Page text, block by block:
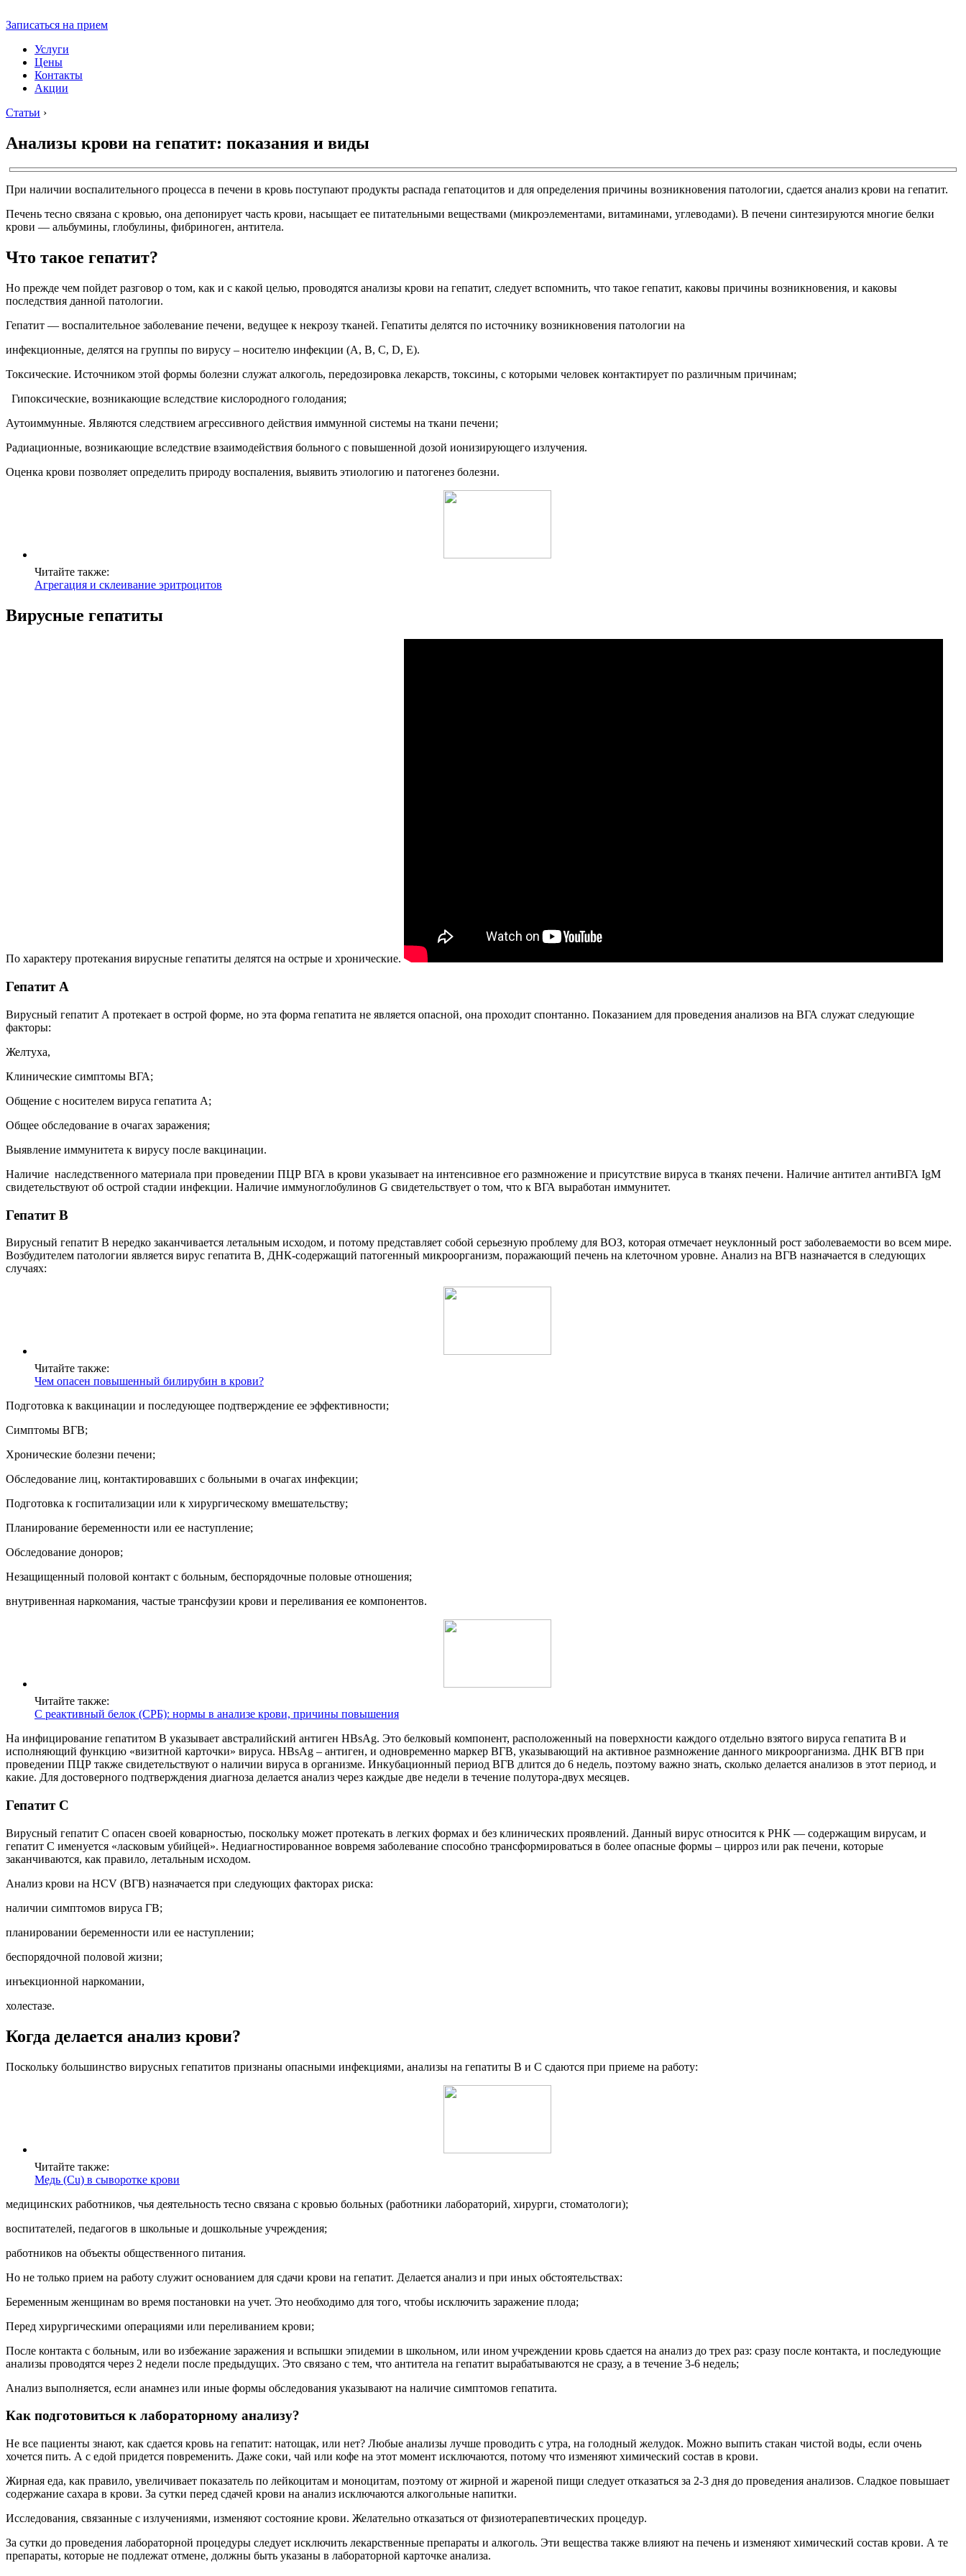
Записаться на прием
Услуги
Цены
Контакты
Акции
Статьи ›
Анализы крови на гепатит: показания и виды
При наличии воспалительного процесса в печени в кровь поступают продукты распада гепатоцитов и для определения причины возникновения патологии, сдается анализ крови на гепатит.
Печень тесно связана с кровью, она депонирует часть крови, насыщает ее питательными веществами (микроэлементами, витаминами, углеводами). В печени синтезируются многие белки
крови — альбумины, глобулины, фибриноген, антитела.
Что такое гепатит?
Но прежде чем пойдет разговор о том, как и с какой целью, проводятся анализы крови на гепатит, следует вспомнить, что такое гепатит, каковы причины возникновения, и каковы
последствия данной патологии.
Гепатит — воспалительное заболевание печени, ведущее к некрозу тканей. Гепатиты делятся по источнику возникновения патологии на
инфекционные, делятся на группы по вирусу – носителю инфекции (A, B, C, D, E).
Токсические. Источником этой формы болезни служат алкоголь, передозировка лекарств, токсины, с которыми человек контактирует по различным причинам;
Гипоксические, возникающие вследствие кислородного голодания;
Аутоиммунные. Являются следствием агрессивного действия иммунной системы на ткани печени;
Радиационные, возникающие вследствие взаимодействия больного с повышенной дозой ионизирующего излучения.
Оценка крови позволяет определить природу воспаления, выявить этиологию и патогенез болезни.
Читайте также:
Агрегация и склеивание эритроцитов
Вирусные гепатиты
По характеру протекания вирусные гепатиты делятся на острые и хронические.
Гепатит А
Вирусный гепатит А протекает в острой форме, но эта форма гепатита не является опасной, она проходит спонтанно. Показанием для проведения анализов на ВГА служат следующие
факторы:
Желтуха,
Клинические симптомы ВГА;
Общение с носителем вируса гепатита А;
Общее обследование в очагах заражения;
Выявление иммунитета к вирусу после вакцинации.
Наличие наследственного материала при проведении ПЦР ВГА в крови указывает на интенсивное его размножение и присутствие вируса в тканях печени. Наличие антител антиВГА IgM
свидетельствуют об острой стадии инфекции. Наличие иммуноглобулинов G свидетельствует о том, что к ВГА выработан иммунитет.
Гепатит В
Вирусный гепатит В нередко заканчивается летальным исходом, и потому представляет собой серьезную проблему для ВОЗ, которая отмечает неуклонный рост заболеваемости во всем мире.
Возбудителем патологии является вирус гепатита В, ДНК-содержащий патогенный микроорганизм, поражающий печень на клеточном уровне. Анализ на ВГВ назначается в следующих
случаях:
Читайте также:
Чем опасен повышенный билирубин в крови?
Подготовка к вакцинации и последующее подтверждение ее эффективности;
Симптомы ВГВ;
Хронические болезни печени;
Обследование лиц, контактировавших с больными в очагах инфекции;
Подготовка к госпитализации или к хирургическому вмешательству;
Планирование беременности или ее наступление;
Обследование доноров;
Незащищенный половой контакт с больным, беспорядочные половые отношения;
внутривенная наркомания, частые трансфузии крови и переливания ее компонентов.
Читайте также:
С реактивный белок (СРБ): нормы в анализе крови, причины повышения
На инфицирование гепатитом В указывает австралийский антиген HBsAg. Это белковый компонент, расположенный на поверхности каждого отдельно взятого вируса гепатита В и
исполняющий функцию «визитной карточки» вируса. HBsAg – антиген, и одновременно маркер ВГВ, указывающий на активное размножение данного микроорганизма. ДНК ВГВ при
проведении ПЦР также свидетельствуют о наличии вируса в организме. Инкубационный период ВГВ длится до 6 недель, поэтому важно знать, сколько делается анализов в этот период, и
какие. Для достоверного подтверждения диагноза делается анализ через каждые две недели в течение полутора-двух месяцев.
Гепатит С
Вирусный гепатит С опасен своей коварностью, поскольку может протекать в легких формах и без клинических проявлений. Данный вирус относится к РНК — содержащим вирусам, и
гепатит С именуется «ласковым убийцей». Недиагностированное вовремя заболевание способно трансформироваться в более опасные формы – цирроз или рак печени, которые
заканчиваются, как правило, летальным исходом.
Анализ крови на HCV (ВГВ) назначается при следующих факторах риска:
наличии симптомов вируса ГВ;
планировании беременности или ее наступлении;
беспорядочной половой жизни;
инъекционной наркомании,
холестазе.
Когда делается анализ крови?
Поскольку большинство вирусных гепатитов признаны опасными инфекциями, анализы на гепатиты В и С сдаются при приеме на работу:
Читайте также:
Медь (Cu) в сыворотке крови
медицинских работников, чья деятельность тесно связана с кровью больных (работники лабораторий, хирурги, стоматологи);
воспитателей, педагогов в школьные и дошкольные учреждения;
работников на объекты общественного питания.
Но не только прием на работу служит основанием для сдачи крови на гепатит. Делается анализ и при иных обстоятельствах:
Беременным женщинам во время постановки на учет. Это необходимо для того, чтобы исключить заражение плода;
Перед хирургическими операциями или переливанием крови;
После контакта с больным, или во избежание заражения и вспышки эпидемии в школьном, или ином учреждении кровь сдается на анализ до трех раз: сразу после контакта, и последующие
анализы проводятся через 2 недели после предыдущих. Это связано с тем, что антитела на гепатит вырабатываются не сразу, а в течение 3-6 недель;
Анализ выполняется, если анамнез или иные формы обследования указывают на наличие симптомов гепатита.
Как подготовиться к лабораторному анализу?
Не все пациенты знают, как сдается кровь на гепатит: натощак, или нет? Любые анализы лучше проводить с утра, на голодный желудок. Можно выпить стакан чистой воды, если очень
хочется пить. А с едой придется повременить. Даже соки, чай или кофе на этот момент исключаются, потому что изменяют химический состав в крови.
Жирная еда, как правило, увеличивает показатель по лейкоцитам и моноцитам, поэтому от жирной и жареной пищи следует отказаться за 2-3 дня до проведения анализов. Сладкое повышает
содержание сахара в крови. За сутки перед сдачей крови на анализ исключаются алкогольные напитки.
Исследования, связанные с излучениями, изменяют состояние крови. Желательно отказаться от физиотерапевтических процедур.
За сутки до проведения лабораторной процедуры следует исключить лекарственные препараты и алкоголь. Эти вещества также влияют на печень и изменяют химический состав крови. А те
препараты, которые не подлежат отмене, должны быть указаны в лабораторной карточке анализа.